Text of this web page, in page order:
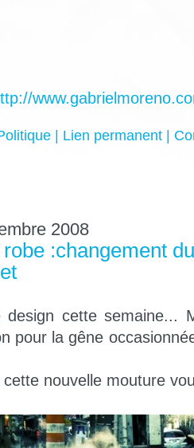
| Lien permanent |
2008
:changement
design cette semaine...
pour la gêne
nouvelle mouture